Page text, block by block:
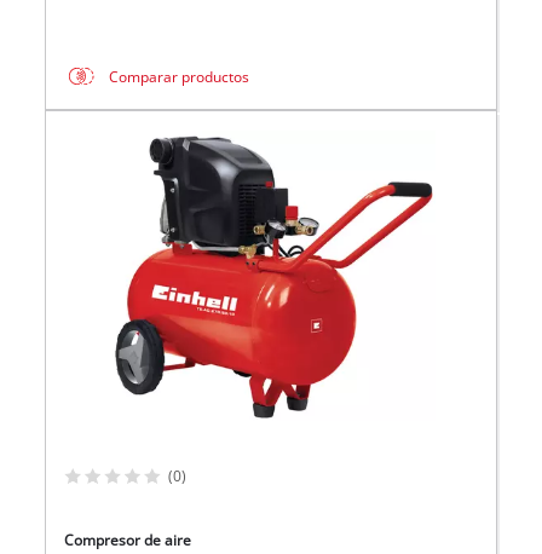
Comparar productos
(0)
Compresor de aire